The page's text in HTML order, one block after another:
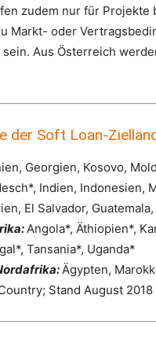
zudem nur für
Markt- oder
Aus Österreich
der Soft Loan-
Georgien, Kosovo,
Indien, Indonesien,
El Salvador,
Angola*, Äthiopien*,
Tansania*, Uganda*
Ägypten,
Stand August 2018